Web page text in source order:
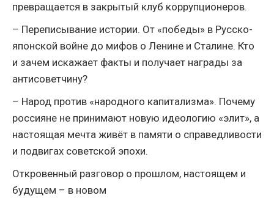
превращается в закрытый клуб коррупционеров.
– Переписывание истории. От «победы» в Русско-
японской войне до мифов о Ленине и Сталине. Кто
и зачем искажает факты и получает награды за
антисоветчину?
– Народ против «народного капитализма». Почему
россияне не принимают новую идеологию «элит», а
настоящая мечта живёт в памяти о справедливости
и подвигах советской эпохи.
Откровенный разговор о прошлом, настоящем и
будущем – в новом